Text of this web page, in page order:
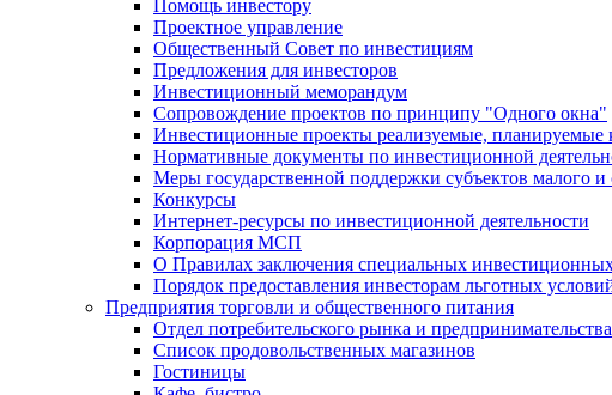
Помощь инвестору
Проектное управление
Общественный Совет по инвестициям
Предложения для инвесторов
Инвестиционный меморандум
Сопровождение проектов по принципу "Oдного окна"
Инвестиционные проекты реализуемые, планируемые
Нормативные документы по инвестиционной
Меры государственной поддержки субъектов малого и
Конкурсы
Интернет-ресурсы по инвестиционной деятельности
Корпорация МСП
О Правилах заключения специальных
Порядок предоставления инвесторам льготных
Предприятия торговли и общественного питания
Отдел потребительского рынка и предпринимательства
Список продовольственных магазинов
Гостиницы